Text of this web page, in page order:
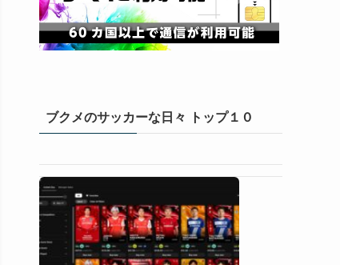
ブクメのサッカーな日々 トップ１０